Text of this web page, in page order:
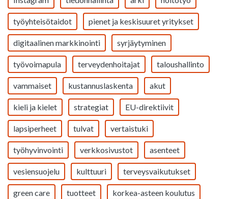
työyhteisötaidot pienet ja keskisuuret yritykset
digitaalinen markkinointi syrjäytyminen
työvoimapula terveydenhoitajat taloushallinto
vammaiset kustannuslaskenta akut
kieli ja kielet strategiat EU-direktiivit
lapsiperheet tulvat vertaistuki
työhyvinvointi verkkosivustot asenteet
vesiensuojelu kulttuuri terveysvaikutukset
green care tuotteet korkea-asteen koulutus